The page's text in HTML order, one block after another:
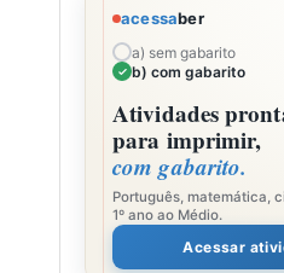
acessaber
a) sem gabarito
b) com gabarito
Atividades
para imprimir,
com gabarito.
Português, matemática,
1º ano ao Médio.
Acessar